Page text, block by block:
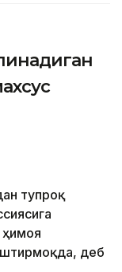
тупроқ
ҳимоя
деб